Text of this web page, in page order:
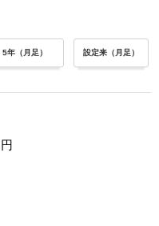
5年（月足） 設定来（月足）
円